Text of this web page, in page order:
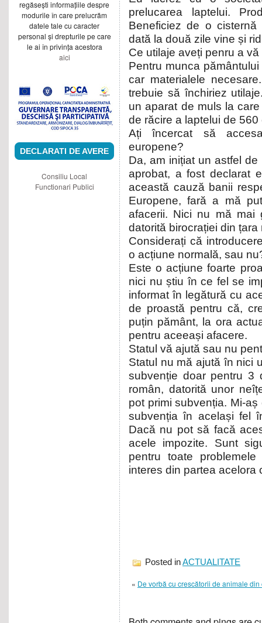
regăsești informațiile despre
modurile în care prelucrăm
datele tale cu caracter
personal și drepturile pe care
le ai în privința acestora
aici
DECLARATI DE AVERE
Consiliu Local
Functionari Publici
prelucarea laptelui.
Beneficiez de o
dată la două zile vine și
Ce utilaje aveți penru a
Pentru munca
car materialele
trebuie să închiriez
un aparat de muls la
de răcire a laptelui de 560
Ați încercat să
europene?
Da, am inițiat un astfel
aprobat, a fost declarat
această cauză banii
Europene, fară a mă
afacerii. Nici nu mă mai
datorită birocrației din țara
Considerați că
o acțiune normală, sau
Este o acțiune foarte
nici nu știu în ce fel se
informat în legătură cu
de proastă pentru că,
puțin pământ, la ora
pentru aceeași afacere.
Statul vă ajută sau nu
Statul nu mă ajută în nici
subvenție doar pentru 3
român, datorită unor
pot primi subvenția. Mi-
subvenția în același fel
Dacă nu pot să facă
acele impozite. Sunt
pentru toate
interes din partea acelora
Posted inACTUALITATE
« De vorbă cu crescătorii de animale